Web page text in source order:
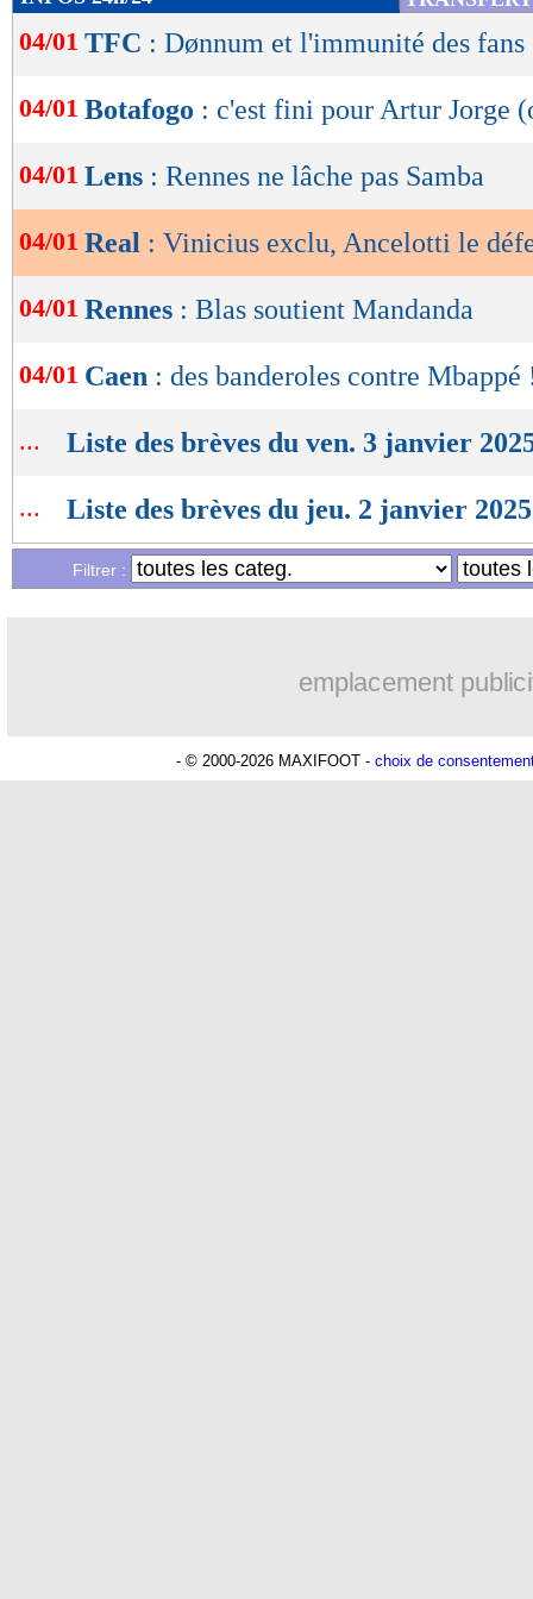
de
lecture
OK
04/01 TFC : Dønnum et l'immunité des fans
04/01 Botafogo : c'est fini pour Artur Jorge
04/01 Lens : Rennes ne lâche pas Samba
04/01 Real : Vinicius exclu, Ancelotti le
04/01 Rennes : Blas soutient Mandanda
04/01 Caen : des banderoles contre Mbappé
... Liste des brèves du ven. 3 janvier
... Liste des brèves du jeu. 2 janvier 2025
Filtrer :
emplacement
- © 2000-2026 MAXIFOOT - choix de